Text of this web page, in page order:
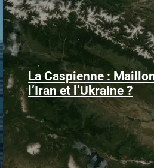
La Caspienne :
l’Iran et l’Ukraine ?
Samedi
ukrainiens
mer